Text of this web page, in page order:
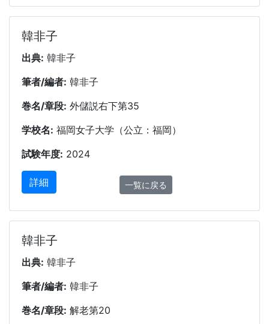
韓非子
出典: 韓非子
筆者/編者: 韓非子
巻名/章段: 外儲説右下第35
学校名: 福岡女子大学（公立：福岡）
試験年度: 2024
詳細 一覧に戻る
韓非子
出典: 韓非子
筆者/編者: 韓非子
巻名/章段: 解老第20